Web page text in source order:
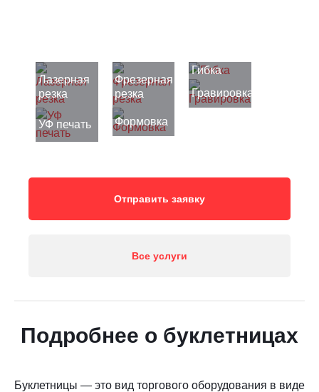
Лазерная
резка
Фрезерная
резка
Гибка
Гравировка
УФ печать Формовка
Отправить заявку
Все услуги
Подробнее о буклетницах
Буклетницы — это вид торгового оборудования в виде